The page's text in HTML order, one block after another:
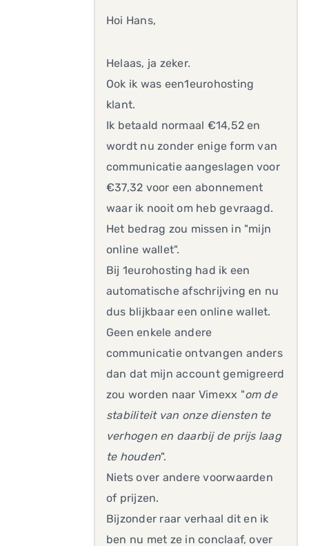
Hoi Hans,
Helaas, ja zeker.
Ook ik was een1eurohosting
klant.
Ik betaald normaal €14,52 en
wordt nu zonder enige form van
communicatie aangeslagen voor
€37,32 voor een abonnement
waar ik nooit om heb gevraagd.
Het bedrag zou missen in "mijn
online wallet".
Bij 1eurohosting had ik een
automatische afschrijving en nu
dus blijkbaar een online wallet.
Geen enkele andere
communicatie ontvangen anders
dan dat mijn account gemigreerd
zou worden naar Vimexx "om de
stabiliteit van onze diensten te
verhogen en daarbij de prijs laag
te houden".
Niets over andere voorwaarden
of prijzen.
Bijzonder raar verhaal dit en ik
ben nu met ze in conclaaf, over